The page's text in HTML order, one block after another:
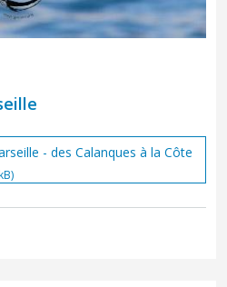
- des Calanques à la Côte